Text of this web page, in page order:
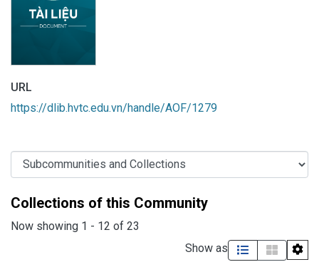
URL
https://dlib.hvtc.edu.vn/handle/AOF/1279
Collections of this Community
Now showing 1 - 12 of 23
Show as